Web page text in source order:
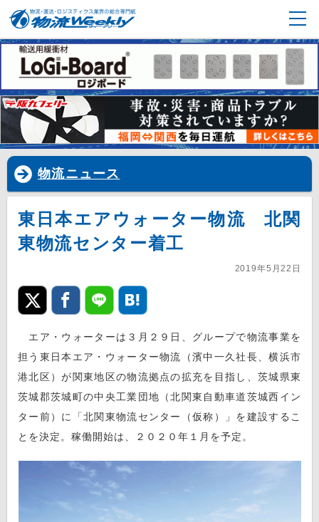
物流ニュース
東日本エアウォーター物流 北関
東物流センター着工
2019年5月22日
エア・ウォーターは３月２９日、グループで物流事業を
担う東日本エア・ウォーター物流（濱中一久社長、横浜市
港北区）が関東地区の物流拠点の拡充を目指し、茨城県東
茨城郡茨城町の中央工業団地（北関東自動車道茨城西イン
ター前）に「北関東物流センター（仮称）」を建設するこ
とを決定。稼働開始は、２０２０年１月を予定。